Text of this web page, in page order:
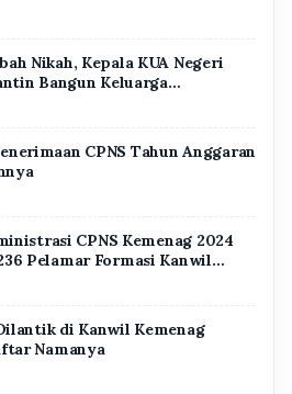
Nikah, Kepala KUA Negeri
Bangun Keluarga
CPNS Tahun Anggaran
CPNS Kemenag 2024
Pelamar Formasi Kanwil
Dinyatakan Lolos Seleksi
di Kanwil Kemenag
Namanya